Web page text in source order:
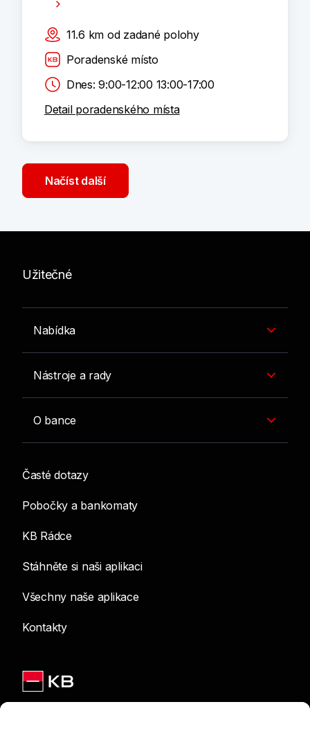
11.6 km od zadané polohy
Poradenské místo
Dnes: 9:00-12:00 13:00-17:00
Detail poradenského místa
Načíst další
Užitečné
Nabídka
Nástroje a rady
O bance
Časté dotazy
Pobočky a bankomaty
KB Rádce
Stáhněte si naši aplikaci
Všechny naše aplikace
Kontakty